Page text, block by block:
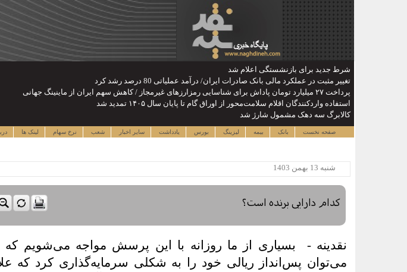
شرط جدید برای بازنشستگی اعلام شد
تغییر مثبت در عملکرد مالی بانک صادرات ایران/ درآمد عملیاتی 80 درصد رشد کرد
پرداخت ۲۷ میلیارد تومان پاداش برای شناسایی رمزارزهای غیرمجاز / کاهش سهم ایران از ماینینگ جهانی
استفاده واردکنندگان اقلام سلامت‌محور از اوراق گام تا پایان سال ۱۴۰۵ تمدید شد
کالابرگ سه دهک مشمول شارژ شد
صفحه نخست بانک بیمه لیزینگ بورس یادداشت سایر اخبار شعب نرخ سهام لینک ها
شنبه 13 بهمن 1403
کدام دارایی برنده است؟
نقدینه - بسیاری از ما روزانه با این پرسش مواجه می‌‌شویم که
می‌توان پس‌انداز ریالی خود را به شکلی سرمایه‌‌گذاری کرد که